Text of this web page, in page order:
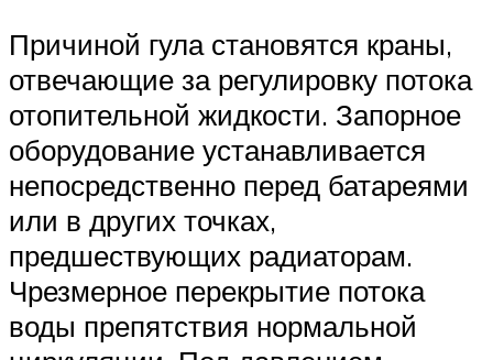
Причиной гула становятся краны,
отвечающие за регулировку потока
отопительной жидкости. Запорное
оборудование устанавливается
непосредственно перед батареями
или в других точках,
предшествующих радиаторам.
Чрезмерное перекрытие потока
воды препятствия нормальной